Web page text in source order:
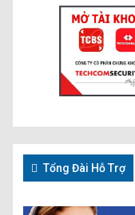
Tổng Đài Hỗ Trợ